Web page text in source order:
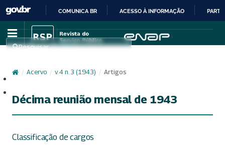
IR
PARA
CONTEÚDO
COMUNICA BR ACESSO À INFORMAÇÃO
Pesquisar
/ Acervo / v. 4 n. 3 (1943) / Artigos
Décima reunião mensal de 1943
Classificação de cargos